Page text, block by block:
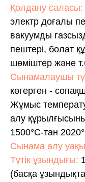
Қолдану саласы:
электр доғалы
вакуумды
пештері, болат
шөміштер және
Сынамалаушы
көгерген -
Жұмыс
алу
1500°С-тан
Сынама алу
Түтік ұзындығы:
(басқа